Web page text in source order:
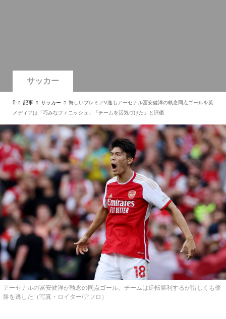
サッカー
記事 サッカー
悔しいプレミアV逸もアーセナル冨安健洋の執念同点ゴールを英
メディアは「巧みなフィニッシュ」「チームを活気づけた」と評価
アーセナルの冨安健洋が執念の同点ゴール。チームは逆転勝利するが惜しくも優
勝を逃した（写真・ロイター/アフロ）